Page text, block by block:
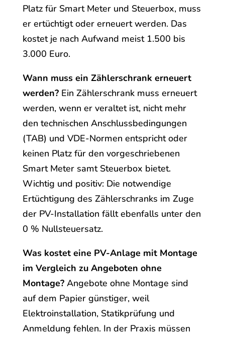
Platz für Smart Meter und Steuerbox, muss
er ertüchtigt oder erneuert werden. Das
kostet je nach Aufwand meist 1.500 bis
3.000 Euro.
Wann muss ein Zählerschrank erneuert
werden? Ein Zählerschrank muss erneuert
werden, wenn er veraltet ist, nicht mehr
den technischen Anschlussbedingungen
(TAB) und VDE-Normen entspricht oder
keinen Platz für den vorgeschriebenen
Smart Meter samt Steuerbox bietet.
Wichtig und positiv: Die notwendige
Ertüchtigung des Zählerschranks im Zuge
der PV-Installation fällt ebenfalls unter den
0 % Nullsteuersatz.
Was kostet eine PV-Anlage mit Montage
im Vergleich zu Angeboten ohne
Montage? Angebote ohne Montage sind
auf dem Papier günstiger, weil
Elektroinstallation, Statikprüfung und
Anmeldung fehlen. In der Praxis müssen